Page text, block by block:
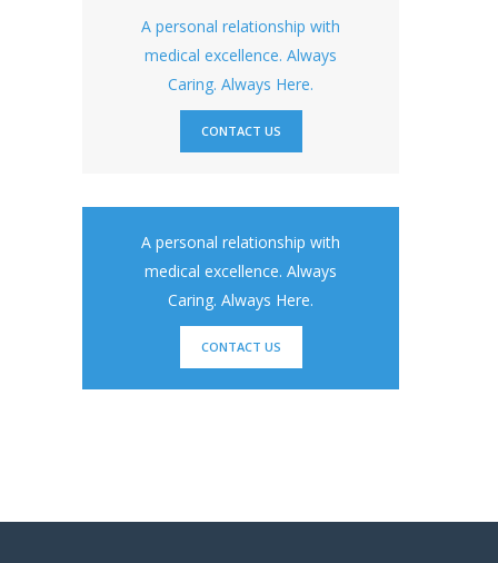
A personal relationship with
medical excellence. Always
Caring. Always Here.
CONTACT US
A personal relationship with
medical excellence. Always
Caring. Always Here.
CONTACT US